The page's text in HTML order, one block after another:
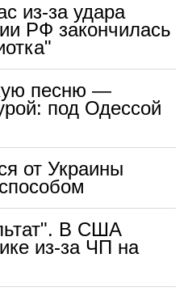
из-за удара
РФ закончилась
песню —
под Одессой
от Украины
В США
из-за ЧП на